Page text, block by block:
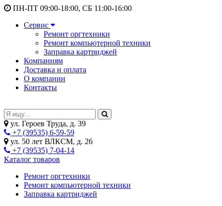
ПН-ПТ 09:00-18:00, СБ 11:00-16:00
Сервис
Ремонт оргтехники
Ремонт компьютерной техники
Заправка картриджей
Компаниям
Доставка и оплата
О компании
Контакты
ул. Героев Труда, д. 39
+7 (39535) 6-59-59
ул. 50 лет ВЛКСМ, д. 26
+7 (39535) 7-04-14
Каталог товаров
Ремонт оргтехники
Ремонт компьютерной техники
Заправка картриджей